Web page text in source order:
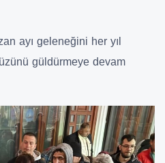
ayı geleneğini her yıl
güldürmeye devam